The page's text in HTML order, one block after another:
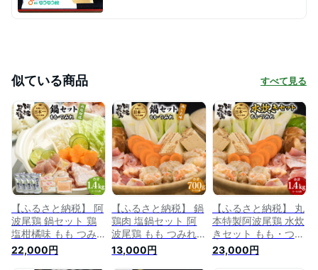
似ている商品 すべて見る
【ふるさと納税】 阿
波尾鶏 鍋セット 鶏
塩柑橘味 もも つみ
れ 合計1.4kg 4-5人
前 地鶏 鶏肉 鶏鍋 鍋
22,000円
【ふるさと納税】 鍋
鶏肉 塩鍋セット 阿
波尾鶏 もも つみれ
合計700g 冷凍 徳島
地鶏 あわおどり 鍋
13,000円
【ふるさと納税】 丸
本特製阿波尾鶏 水炊
きセット もも・つみ
れ 合計1.4kgセット
（4-5人前） 鍋 鶏肉
23,000円